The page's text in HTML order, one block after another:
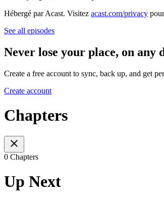
Hébergé par Acast. Visitez acast.com/privacy
See all episodes
Never lose your place, on any
Create a free account to sync, back up, and get
Create account
Chapters
0 Chapters
Up Next